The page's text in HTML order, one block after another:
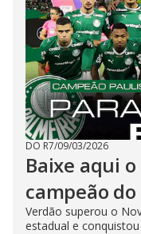
DO R7/09/03/2026
Baixe aqui
campeão
Verdão superou o
estadual e